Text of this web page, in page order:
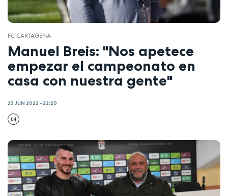
FC CARTAGENA
Manuel Breis: "Nos apetece
empezar el campeonato en
casa con nuestra gente"
23 JUN 2022 - 22:20